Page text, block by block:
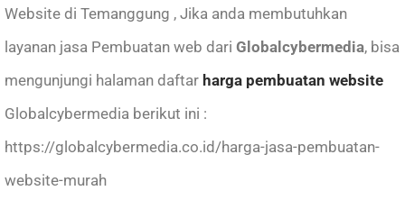
Website di Temanggung , Jika anda membutuhkan
layanan jasa Pembuatan web dari Globalcybermedia, bisa
mengunjungi halaman daftar harga pembuatan website
Globalcybermedia berikut ini :
https://globalcybermedia.co.id/harga-jasa-pembuatan-
website-murah